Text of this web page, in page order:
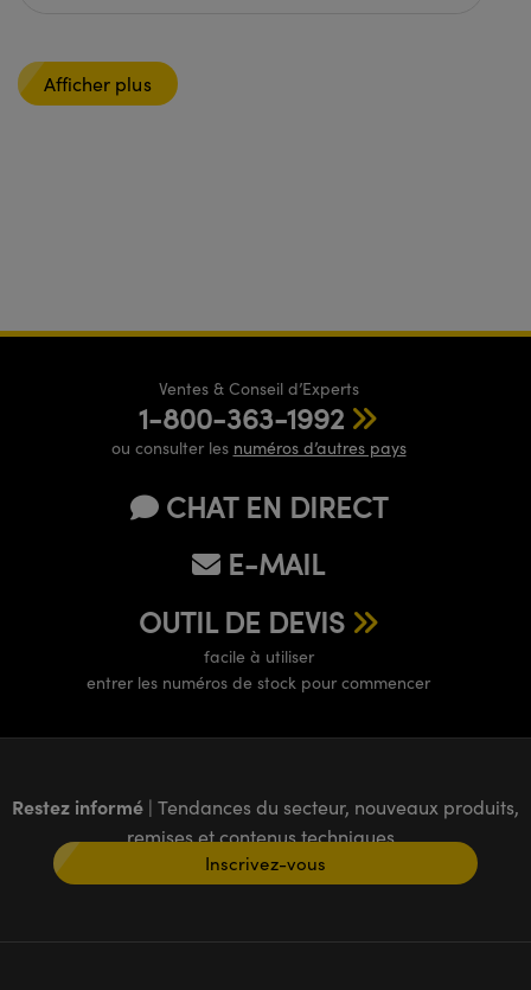
Afficher plus
Ventes & Conseil d’Experts
1-800-363-1992
ou consulter les numéros d’autres pays
CHAT EN DIRECT
E-MAIL
OUTIL DE DEVIS
facile à utiliser
entrer les numéros de stock pour commencer
Restez informé | Tendances du secteur, nouveaux produits,
remises et contenus techniques
Inscrivez-vous